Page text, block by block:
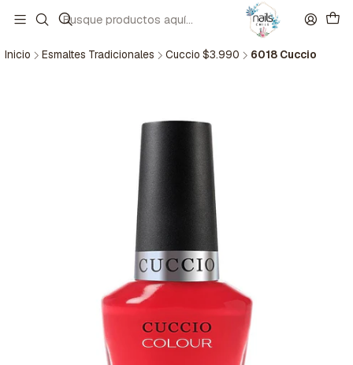
Inicio Esmaltes Tradicionales Cuccio $3.990 6018 Cuccio